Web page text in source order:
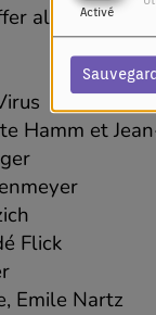
Activé
alias
Hamm et
Flick
Emile Nartz